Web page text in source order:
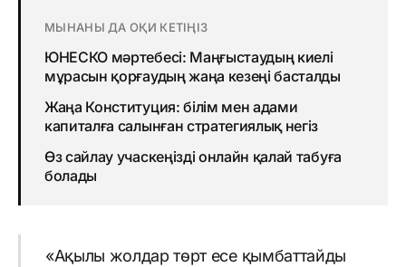
МЫНАНЫ ДА ОҚИ КЕТІҢІЗ
ЮНЕСКО мәртебесі: Маңғыстаудың киелі
мұрасын қорғаудың жаңа кезеңі басталды
Жаңа Конституция: білім мен адами
капиталға салынған стратегиялық негіз
Өз сайлау учаскеңізді онлайн қалай табуға
болады
«Ақылы жолдар төрт есе қымбаттайды